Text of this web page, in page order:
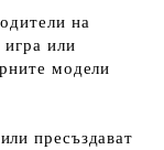
на
игра или
модели
пресъздават